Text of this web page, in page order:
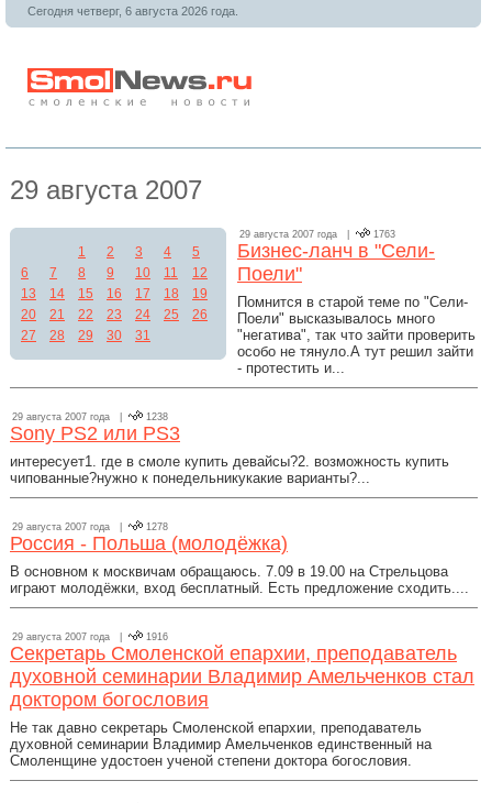
Сегодня четверг, 6 августа 2026 года.
29 августа 2007
1 2 3 4
5
6
7 8 9 10 11
12
13
14 15 16 17 18
19
20
21 22 23 24 25
26
27
28 29 30 31
29 августа 2007 года | 1763
Бизнес-ланч в "Сели-
Поели"
Помнится в старой теме по "Сели-
Поели" высказывалось много
"негатива", так что зайти проверить
особо не тянуло.А тут решил зайти
- протестить и...
29 августа 2007 года | 1238
Sony PS2 или PS3
интересует1. где в смоле купить девайсы?2. возможность купить
чипованные?нужно к понедельникукакие варианты?...
29 августа 2007 года | 1278
Россия - Польша (молодёжка)
В основном к москвичам обращаюсь. 7.09 в 19.00 на Стрельцова
играют молодёжки, вход бесплатный. Есть предложение сходить....
29 августа 2007 года | 1916
Секретарь Смоленской епархии, преподаватель
духовной семинарии Владимир Амельченков стал
доктором богословия
Не так давно секретарь Смоленской епархии, преподаватель
духовной семинарии Владимир Амельченков единственный на
Смоленщине удостоен ученой степени доктора богословия.